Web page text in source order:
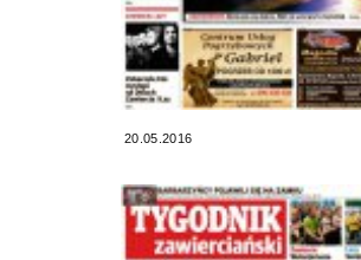
20.05.2016